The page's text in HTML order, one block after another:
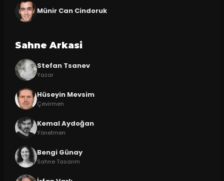
Münir Can Cindoruk
Sahne Arkasi
Stefan Tsanev
Yazar
Hüseyin Mevsim
Çevirmen
Kemal Aydoğan
Yönetmen
Bengi Günay
Sahne Tasarım